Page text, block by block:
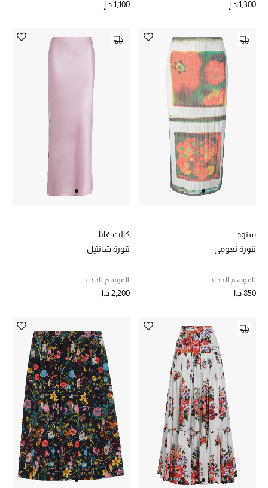
أحذية مختارة
تسوقوا الأحذية
الجمال
خصومات
جميع مستحضرات الجمال
الجديد في عالم الجمال
العطور
مكتشف العطور
العناية بالبشرة
مستحضرات العناية
مستحضرات الاستحمام والعناية بالجسم
العناية بالشعر
الصحة والعافية
1,300 د.إ 1,100 د.إ
ستود
تنورة نعومي
الموسم الجديد
850 د.إ
كالت غايا
تنورة شانتيل
الموسم الجديد
2,200 د.إ